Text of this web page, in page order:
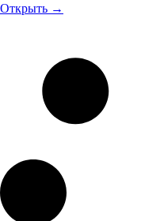
Открыть →